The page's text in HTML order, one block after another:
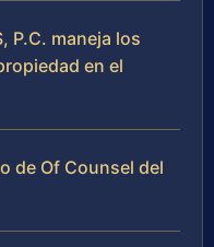
P.C. maneja los
en el
de Of Counsel del